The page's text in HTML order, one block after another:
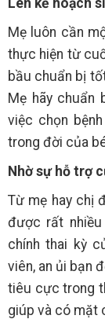
Mẹ luôn cần
thực hiện từ
bầu chuẩn bị
Mẹ hãy chuẩn
việc chọn
trong đời của
Nhờ sự hỗ trợ
Từ mẹ hay chị
được rất
chính thai kỳ
viên, an ủi bạn
tiêu cực trong
giúp và có mặt